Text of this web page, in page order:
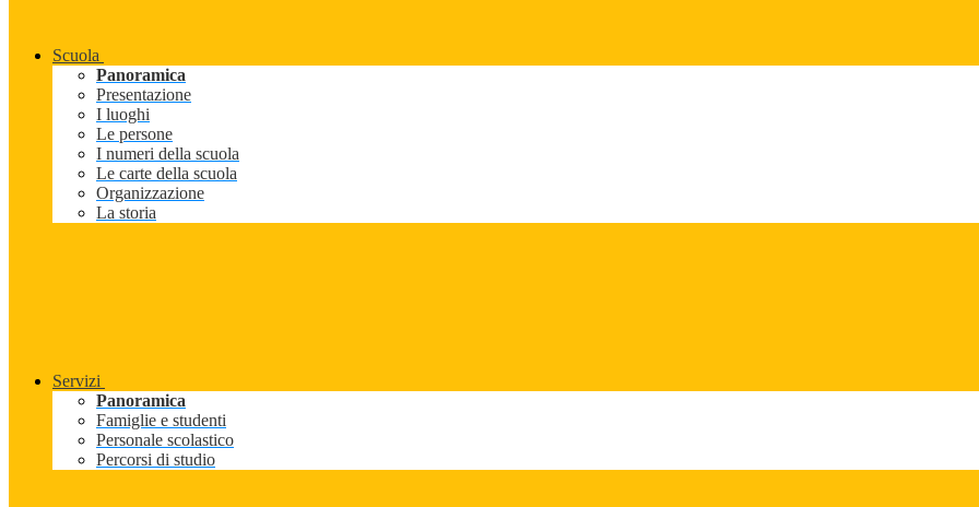
Scuola
Panoramica
Presentazione
I luoghi
Le persone
I numeri della scuola
Le carte della scuola
Organizzazione
La storia
Servizi
Panoramica
Famiglie e studenti
Personale scolastico
Percorsi di studio